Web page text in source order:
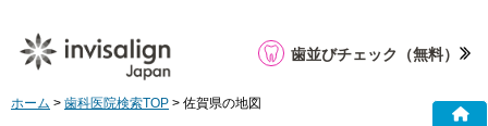
歯並びチェック （無料）
ホーム > 歯科医院検索TOP > 佐賀県の地図